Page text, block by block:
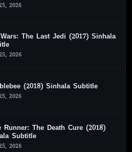
2026
The Last Jedi (2017) Sinhala
2026
(2018) Sinhala Subtitle
2026
Runner: The Death Cure (2018)
Subtitle
2026